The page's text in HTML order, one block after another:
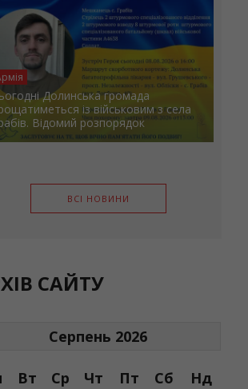
Долинська громада
із військовим з села
Відомий розпорядок
ВСІ НОВИНИ
САЙТУ
Серпень 2026
Вт Ср Чт Пт Сб Нд